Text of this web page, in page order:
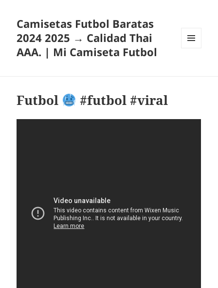
Camisetas Futbol Baratas
2024 2025 → Calidad Thai
AAA. | Mi Camiseta Futbol
Futbol #futbol #viral